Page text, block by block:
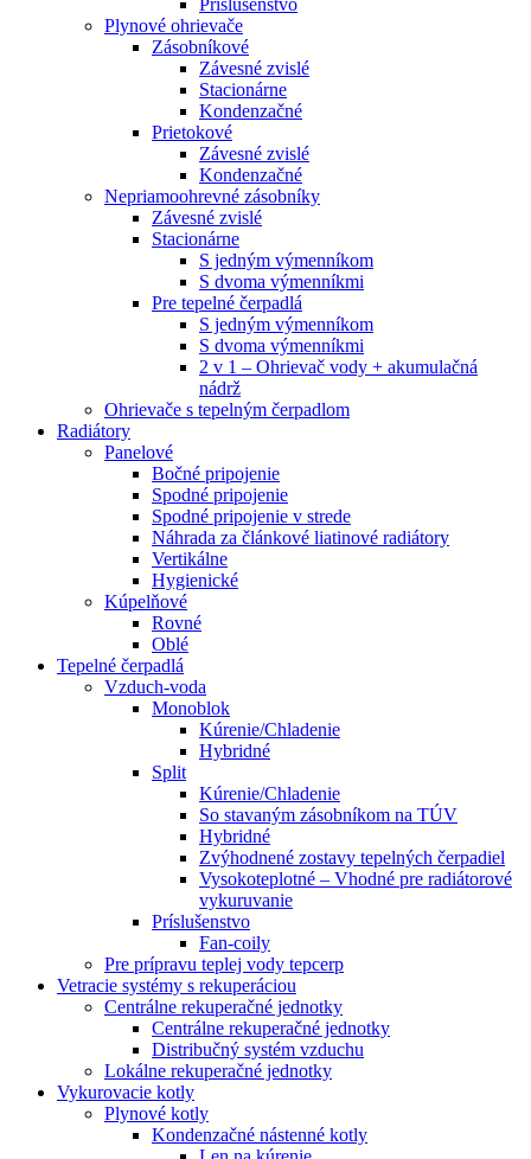
Príslušenstvo
Plynové ohrievače
Zásobníkové
Závesné zvislé
Stacionárne
Kondenzačné
Prietokové
Závesné zvislé
Kondenzačné
Nepriamoohrevné zásobníky
Závesné zvislé
Stacionárne
S jedným výmenníkom
S dvoma výmenníkmi
Pre tepelné čerpadlá
S jedným výmenníkom
S dvoma výmenníkmi
2 v 1 – Ohrievač vody + akumulačná
nádrž
Ohrievače s tepelným čerpadlom
Radiátory
Panelové
Bočné pripojenie
Spodné pripojenie
Spodné pripojenie v strede
Náhrada za článkové liatinové radiátory
Vertikálne
Hygienické
Kúpelňové
Rovné
Oblé
Tepelné čerpadlá
Vzduch-voda
Monoblok
Kúrenie/Chladenie
Hybridné
Split
Kúrenie/Chladenie
So stavaným zásobníkom na TÚV
Hybridné
Zvýhodnené zostavy tepelných čerpadiel
Vysokoteplotné – Vhodné pre radiátorové
vykuruvanie
Príslušenstvo
Fan-coily
Pre prípravu teplej vody tepcerp
Vetracie systémy s rekuperáciou
Centrálne rekuperačné jednotky
Centrálne rekuperačné jednotky
Distribučný systém vzduchu
Lokálne rekuperačné jednotky
Vykurovacie kotly
Plynové kotly
Kondenzačné nástenné kotly